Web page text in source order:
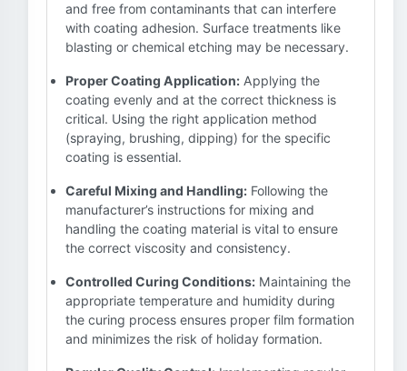
and free from contaminants that can interfere
with coating adhesion. Surface treatments like
blasting or chemical etching may be necessary.
Proper Coating Application: Applying the
coating evenly and at the correct thickness is
critical. Using the right application method
(spraying, brushing, dipping) for the specific
coating is essential.
Careful Mixing and Handling: Following the
manufacturer’s instructions for mixing and
handling the coating material is vital to ensure
the correct viscosity and consistency.
Controlled Curing Conditions: Maintaining the
appropriate temperature and humidity during
the curing process ensures proper film formation
and minimizes the risk of holiday formation.